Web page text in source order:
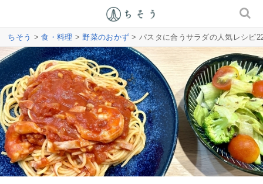
ちそう >食・料理 >野菜のおかず > パスタに合うサラダの人気レシピ